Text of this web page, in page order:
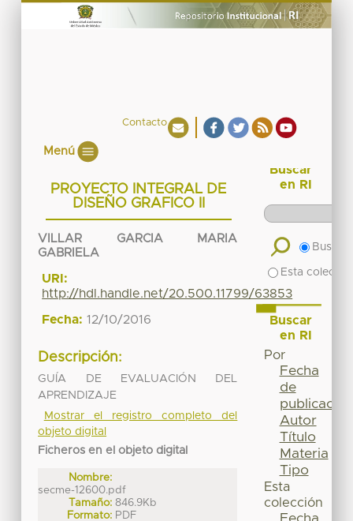
Contacto
Menú
PROYECTO INTEGRAL DE
DISEÑO GRAFICO II
VILLAR GARCIA MARIA
GABRIELA
URI:
http://hdl.handle.net/20.500.11799/63853
Fecha: 12/10/2016
Descripción:
GUÍA DE EVALUACIÓN DEL
APRENDIZAJE
Mostrar el registro completo del
objeto digital
Ficheros en el objeto digital
Nombre:
secme-12600.pdf
Tamaño: 846.9Kb
Formato: PDF
Buscar
en RI
Buscar
Esta
Buscar
en RI
Por
Fecha
de
publicación
Autor
Título
Materia
Tipo
Esta
colección